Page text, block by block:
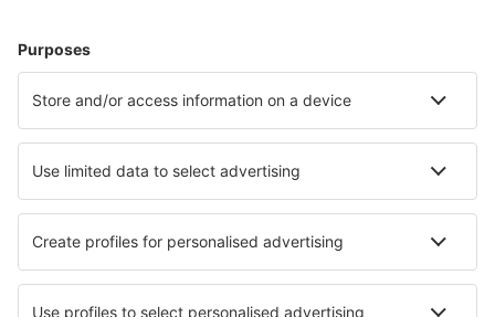
Hotel a Paro Hotel a Salonicco Hotel a Atene
Hotel a Sciro Hotel in Tinos Hotel in Chersonissos
Hotel a Chio
I migliori hotel - città
Hotel in Gimingham Hotel in Sanfre